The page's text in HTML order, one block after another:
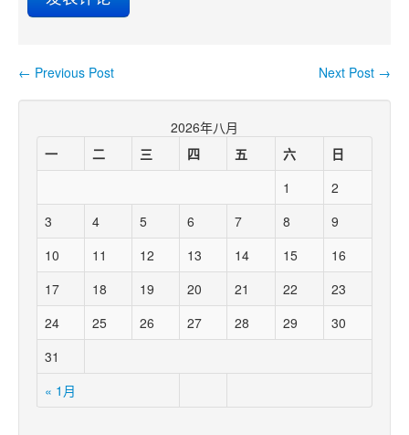
Post navigation
Next Post →
← Previous Post
2026年八月
一
二 三 四 五 六 日
« 1月
1
2
3
4 5 6 7 8
9
10
11 12 13 14 15
16
17
18 19 20 21 22
23
24
25 26 27 28 29
30
31